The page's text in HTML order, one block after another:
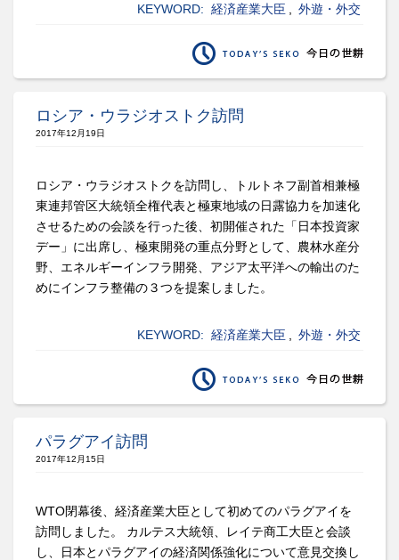
KEYWORD: 経済産業大臣 外遊・外交
ロシア・ウラジオストク訪問
2017年12月19日
ロシア・ウラジオストクを訪問し、トルトネフ副首相兼極
東連邦管区大統領全権代表と極東地域の日露協力を加速化
させるための会談を行った後、初開催された「日本投資家
デー」に出席し、極東開発の重点分野として、農林水産分
野、エネルギーインフラ開発、アジア太平洋への輸出のた
めにインフラ整備の３つを提案しました。
KEYWORD: 経済産業大臣 外遊・外交
パラグアイ訪問
2017年12月15日
WTO閉幕後、経済産業大臣として初めてのパラグアイを
訪問しました。 カルテス大統領、レイテ商工大臣と会談
し、日本とパラグアイの経済関係強化について意見交換し